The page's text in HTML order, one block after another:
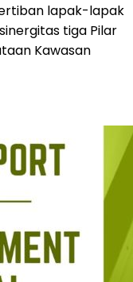
lapak-lapak
tiga Pilar
Kawasan